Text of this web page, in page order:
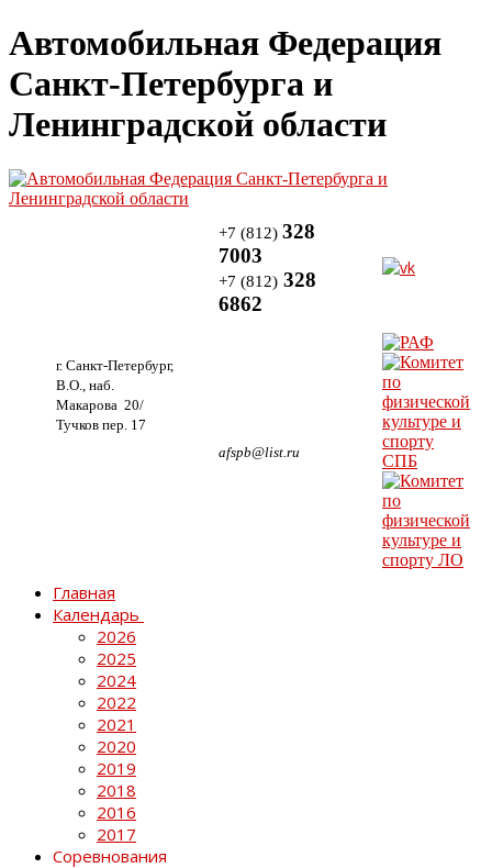
Автомобильная Федерация
Санкт-Петербурга и
Ленинградской области
г. Санкт-Петербург,
В.О., наб.
Макарова 20/
Тучков пер. 17
+7 (812) 328
7003
+7 (812) 328
6862
afspb@list.ru
Главная
Календарь
2026
2025
2024
2022
2021
2020
2019
2018
2016
2017
Соревнования